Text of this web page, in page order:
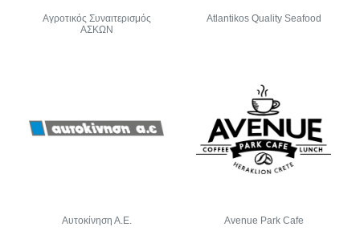
Αγροτικός Συναιτερισμός
ΑΣΚΩΝ
Atlantikos Quality Seafood
Αυτοκίνηση Α.Ε. Avenue Park Cafe